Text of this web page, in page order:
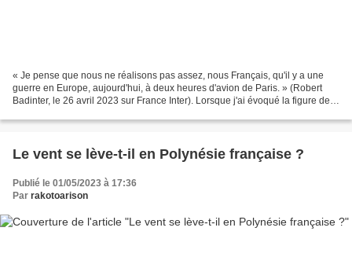
« Je pense que nous ne réalisons pas assez, nous Français, qu'il y a une
guerre en Europe, aujourd'hui, à deux heures d'avion de Paris. » (Robert
Badinter, le 26 avril 2023 sur France Inter). Lorsque j'ai évoqué la figure de
Le vent se lève-t-il en Polynésie française ?
Publié le 01/05/2023 à 17:36
Par rakotoarison